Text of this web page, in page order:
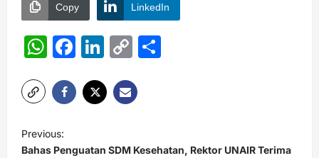
Copy LinkedIn
WhatsApp
Facebook
LinkedIn
Copy
o
Previous:
Bahas Penguatan SDM Kesehatan, Rektor UNAIR Terima